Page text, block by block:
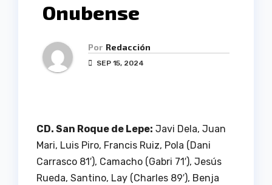
Onubense
Por Redacción
SEP 15, 2024
CD. San Roque de Lepe: Javi Dela, Juan
Mari, Luis Piro, Francis Ruiz, Pola (Dani
Carrasco 81′), Camacho (Gabri 71′), Jesús
Rueda, Santino, Lay (Charles 89′), Benja